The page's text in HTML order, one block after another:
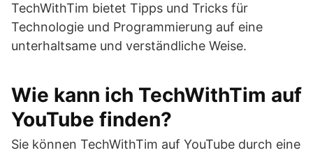
TechWithTim bietet Tipps und Tricks für
Technologie und Programmierung auf eine
unterhaltsame und verständliche Weise.
Wie kann ich TechWithTim auf
YouTube finden?
Sie können TechWithTim auf YouTube durch eine